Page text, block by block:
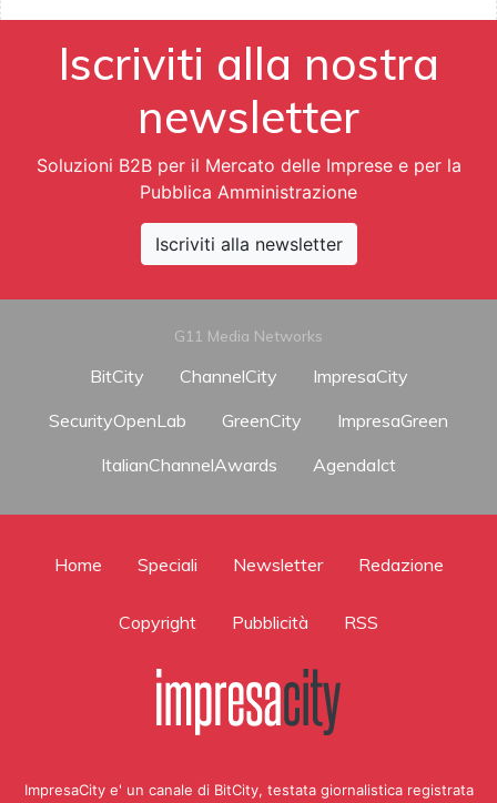
Iscriviti alla nostra
newsletter
Soluzioni B2B per il Mercato delle Imprese e per la
Pubblica Amministrazione
Iscriviti alla newsletter
G11 Media Networks
BitCity ChannelCity
ImpresaCity
SecurityOpenLab
GreenCity
ImpresaGreen
ItalianChannelAwards
AgendaIct
Home Speciali Newsletter Redazione
Copyright Pubblicità RSS
ImpresaCity e' un canale di BitCity, testata giornalistica registrata